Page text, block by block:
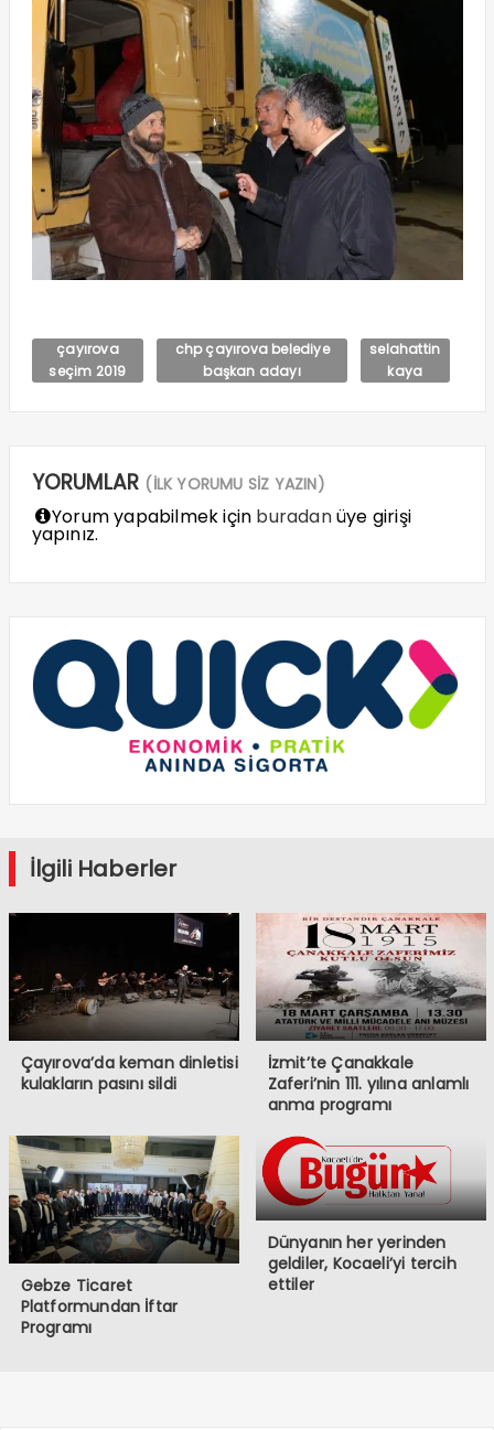
çayırova
seçim 2019
chp çayırova belediye
başkan adayı
selahattin
kaya
YORUMLAR (İLK YORUMU SİZ YAZIN)
Yorum yapabilmek için buradanüye girişi
yapınız.
İlgili Haberler
Çayırova’da keman dinletisi
kulakların pasını sildi
İzmit’te Çanakkale
Zaferi’nin 111. yılına anlamlı
anma programı
Gebze Ticaret
Platformundan İftar
Programı
Dünyanın her yerinden
geldiler, Kocaeli’yi tercih
ettiler